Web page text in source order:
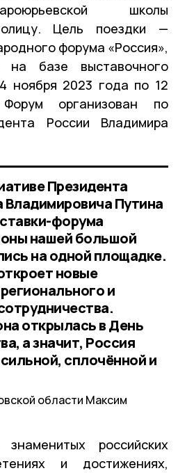
школы
Цель поездки —
форума «Россия»,
на базе выставочного
ноября 2023 года по 12
организован по
России Владимира
Президента
Путина
форума
нашей большой
на одной площадке.
новые
и
открылась в День
а значит, Россия
сплочённой и
области Максим
российских
и достижениях,